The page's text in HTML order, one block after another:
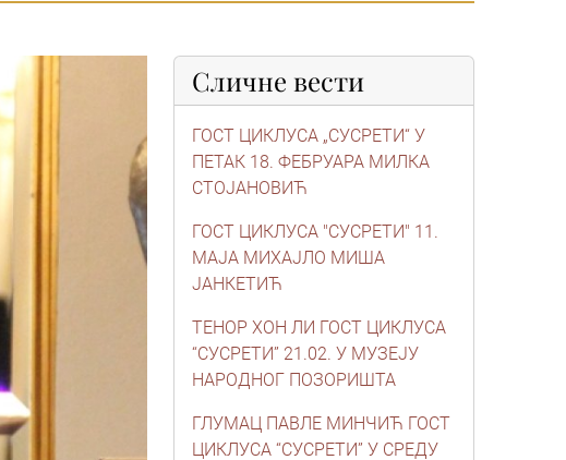
Сличне вести
ГОСТ ЦИКЛУСА „СУСРЕТИ“ У
ПЕТАК 18. ФЕБРУАРА МИЛКА
СТОЈАНОВИЋ
ГОСТ ЦИКЛУСА "СУСРЕТИ" 11.
МАЈА МИХАЈЛО МИША
ЈАНКЕТИЋ
ТЕНОР ХОН ЛИ ГОСТ ЦИКЛУСА
“СУСРЕТИ” 21.02. У МУЗЕЈУ
НАРОДНОГ ПОЗОРИШТА
ГЛУМАЦ ПАВЛЕ МИНЧИЋ ГОСТ
ЦИКЛУСА “СУСРЕТИ” У СРЕДУ